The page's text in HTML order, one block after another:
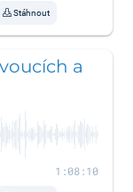
Stáhnout
a
1:08:10